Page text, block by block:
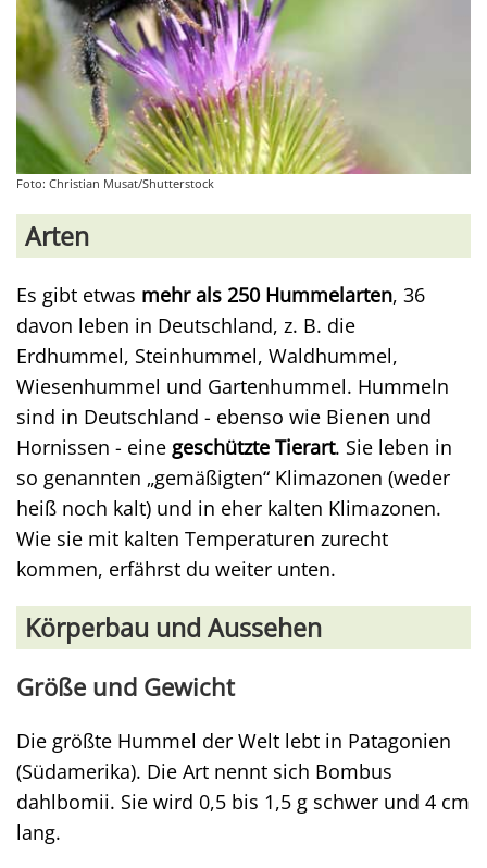
Foto: Christian Musat/Shutterstock
Arten
Es gibt etwas mehr als 250 Hummelarten, 36
davon leben in Deutschland, z. B. die
Erdhummel, Steinhummel, Waldhummel,
Wiesenhummel und Gartenhummel. Hummeln
sind in Deutschland - ebenso wie Bienen und
Hornissen - eine geschützte Tierart. Sie leben in
so genannten „gemäßigten“ Klimazonen (weder
heiß noch kalt) und in eher kalten Klimazonen.
Wie sie mit kalten Temperaturen zurecht
kommen, erfährst du weiter unten.
Körperbau und Aussehen
Größe und Gewicht
Die größte Hummel der Welt lebt in Patagonien
(Südamerika). Die Art nennt sich Bombus
dahlbomii. Sie wird 0,5 bis 1,5 g schwer und 4 cm
lang.